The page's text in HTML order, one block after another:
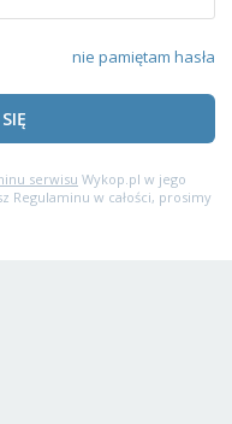
nie pamiętam hasła
serwisu Wykop.pl w jego
Regulaminu w całości, prosimy